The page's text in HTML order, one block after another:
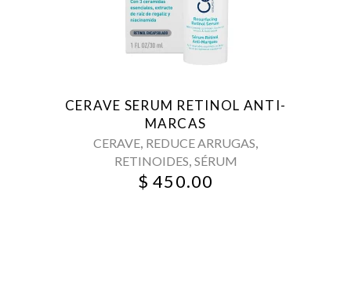
CERAVE SERUM RETINOL ANTI-
MARCAS
CERAVE, REDUCE ARRUGAS,
RETINOIDES, SÉRUM
$ 450.00